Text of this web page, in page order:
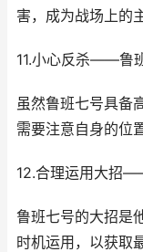
害，成为战场上的
11.小心反杀——鲁
虽然鲁班七号具备
需要注意自身的位
12.合理运用大招
鲁班七号的大招是
时机运用，以获取